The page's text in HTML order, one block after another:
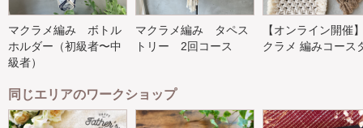
マクラメ編み ボトル
ホルダー（初級者〜中
級者）
マクラメ編み タペス
トリー 2回コース
【オンライン開催
クラメ 編みコース
同じエリアのワークショップ